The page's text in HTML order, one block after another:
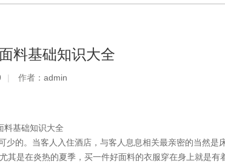
料基础知识大全
| 作者： admin
料基础知识大全
的。当客人入住酒店，与客人息息相关最亲密的当然是
是在炎热的夏季，买一件好面料的衣服穿在身上就是有